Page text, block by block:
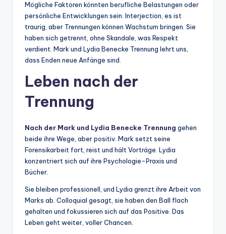
Mögliche Faktoren könnten berufliche Belastungen oder
persönliche Entwicklungen sein. Interjection, es ist
traurig, aber Trennungen können Wachstum bringen. Sie
haben sich getrennt, ohne Skandale, was Respekt
verdient. Mark und Lydia Benecke Trennung lehrt uns,
dass Enden neue Anfänge sind.
Leben nach der
Trennung
Nach der Mark und Lydia Benecke Trennung gehen
beide ihre Wege, aber positiv. Mark setzt seine
Forensikarbeit fort, reist und hält Vorträge. Lydia
konzentriert sich auf ihre Psychologie-Praxis und
Bücher.
Sie bleiben professionell, und Lydia grenzt ihre Arbeit von
Marks ab. Colloquial gesagt, sie haben den Ball flach
gehalten und fokussieren sich auf das Positive. Das
Leben geht weiter, voller Chancen.